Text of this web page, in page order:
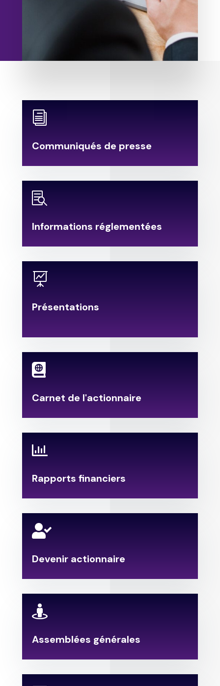
i
Communiqués de presse

Informations réglementées

Présentations

Carnet de l'actionnaire

Rapports financiers

Devenir actionnaire

Assemblées générales